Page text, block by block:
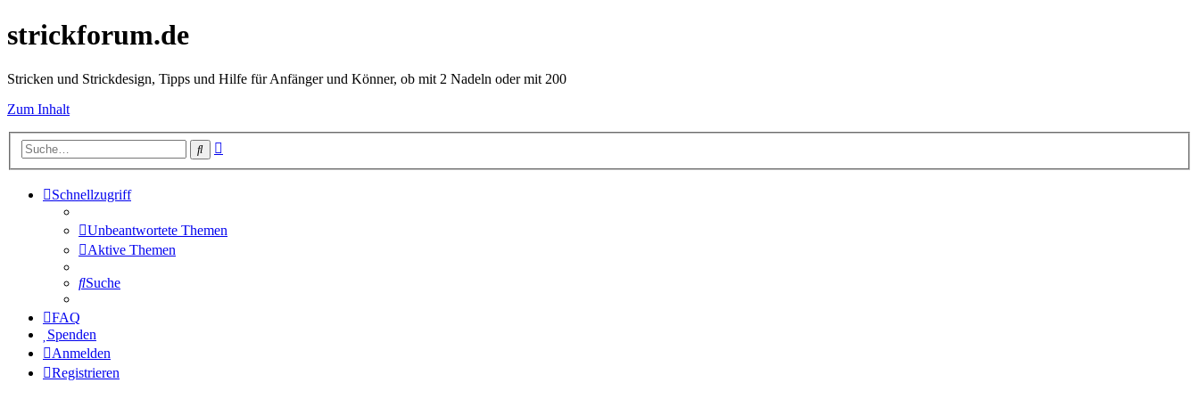
strickforum.de
Stricken und Strickdesign, Tipps und Hilfe für Anfänger und Könner, ob mit 2 Nadeln oder mit 200
Zum Inhalt
Suche
Schnellzugriff
Unbeantwortete Themen
Aktive Themen
Suche
FAQ
Spenden
Anmelden
Registrieren